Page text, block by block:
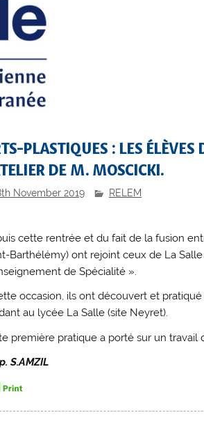
PLASTIQUES : LES ÉLÈVES
DE M. MOSCICKI.
November 2019 RELEM
cette rentrée et du fait de la fusion
Barthélémy) ont rejoint ceux de La
de Spécialité ».
occasion, ils ont découvert et
au lycée La Salle (site Neyret).
première pratique a porté sur un travail
S.AMZIL